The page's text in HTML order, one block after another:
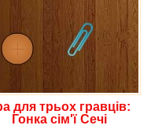
для трьох гравців:
Гонка сім'ї Сечі